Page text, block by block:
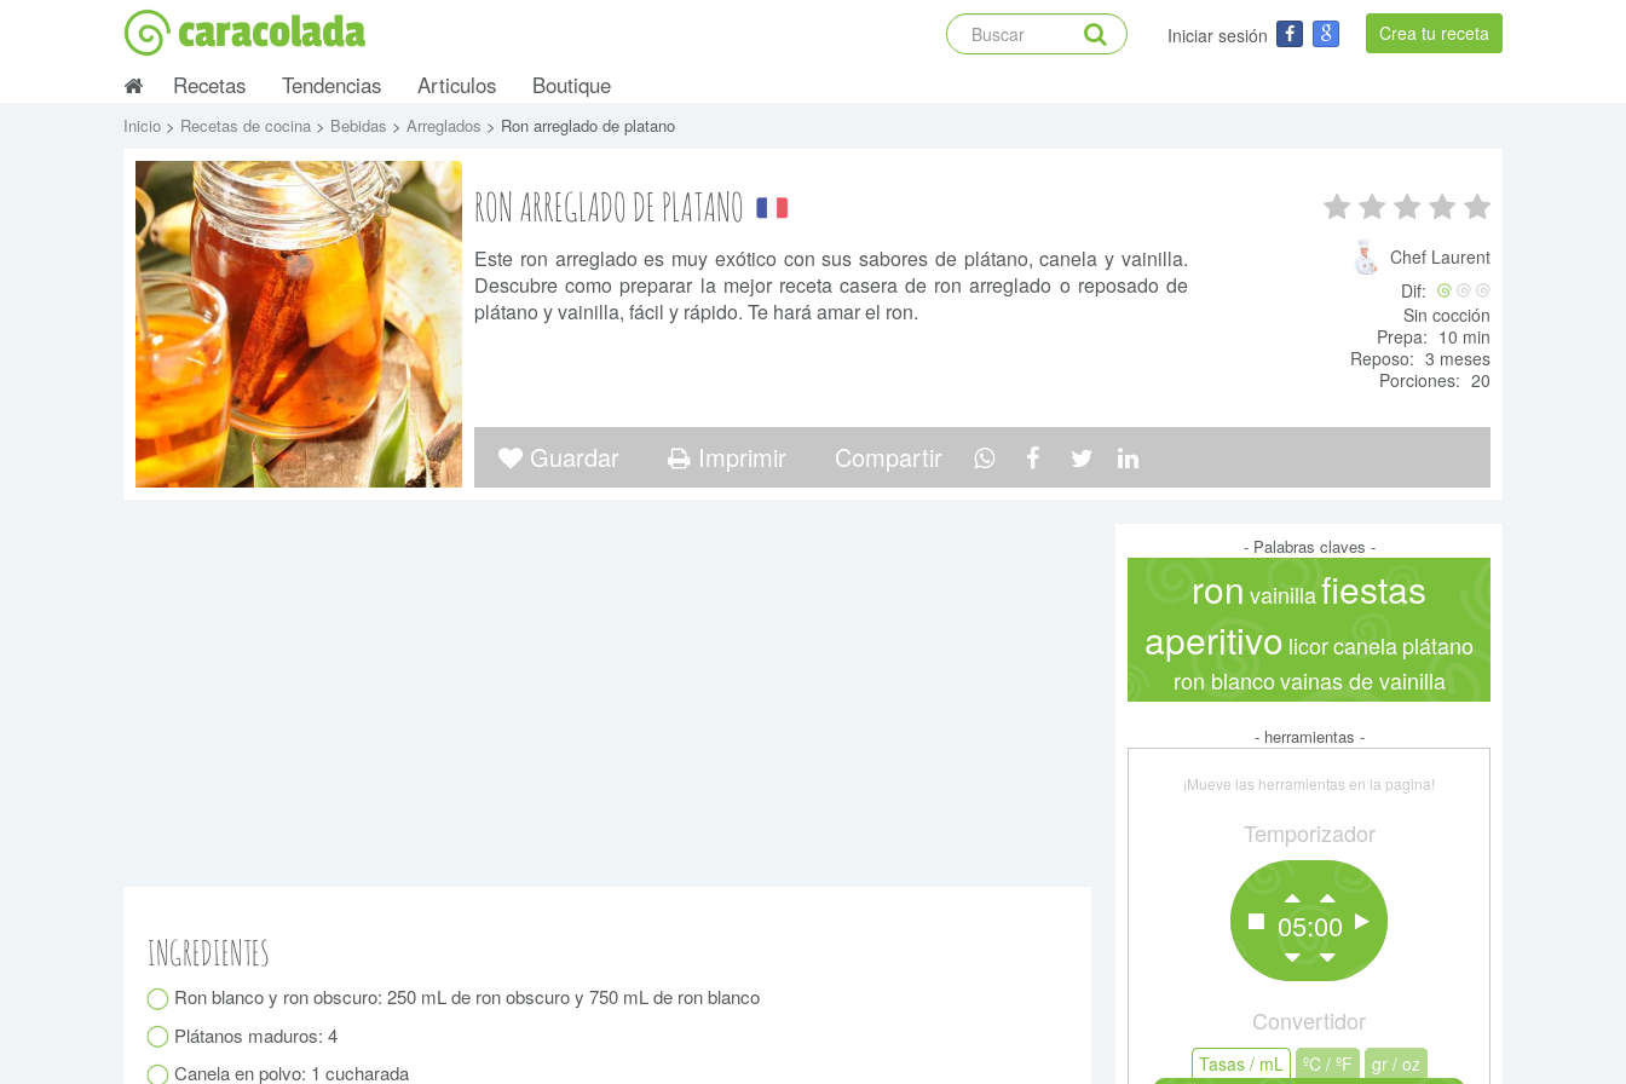
caracolada Crea tu receta
Iniciar sesión
Recetas Tendencias Articulos Boutique
Inicio > Recetas de cocina > Bebidas > Arreglados > Ron arreglado de platano
Chef Laurent
Dif:
Sin cocción
Prepa: 10 min
Reposo: 3 meses
Porciones: 20
RON ARREGLADO DE PLATANO
Este ron arreglado es muy exótico con sus sabores de plátano, canela y vainilla.
Descubre como preparar la mejor receta casera de ron arreglado o reposado de
plátano y vainilla, fácil y rápido. Te hará amar el ron.
Guardar Imprimir Compartir
- Palabras claves -
ron vainillafiestas
aperitivo licorcanelaplátano
ron blancovainas de vainilla
- herramientas -
¡Mueve las herramientas en la pagina!
Temporizador
05:00
Convertidor
Tasas / mL ºC / ºF gr / oz
Tasas / mL ºC / ºF gr / oz
INGREDIENTES
Ron blanco y ron obscuro: 250 mL de ron obscuro y 750 mL de ron blanco
Plátanos maduros: 4
Canela en polvo: 1 cucharada